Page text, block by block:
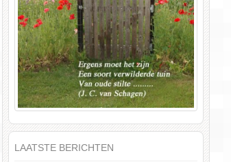
LAATSTE BERICHTEN